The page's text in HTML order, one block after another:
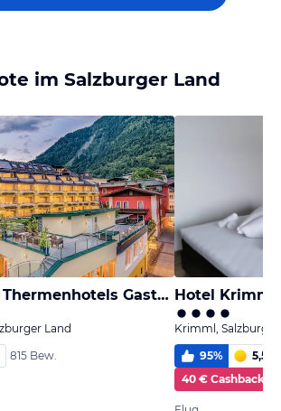
im Salzburger Land
Hotel Norica - Thermenhotels Gastein
Land
815 Bew.
Hotel Krimml
Krimml,
95% 5,5
40 € Cashback